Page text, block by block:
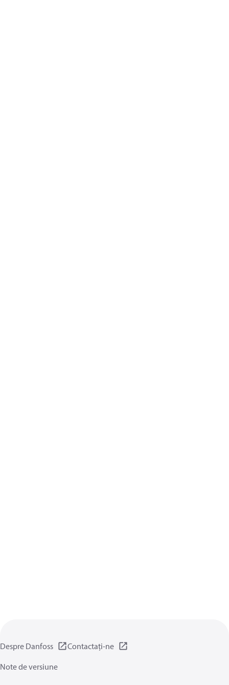
Despre Danfoss
Contactați-ne
Note de versiune